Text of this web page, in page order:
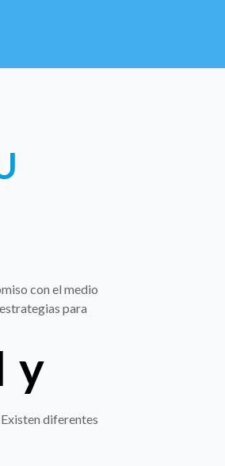
con el medio
para
y
diferentes